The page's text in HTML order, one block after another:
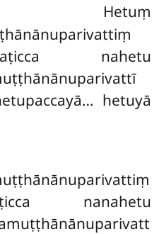
nahetu
hetuyā
nanahetu